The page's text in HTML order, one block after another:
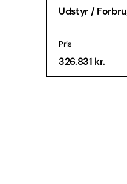
Udstyr /
Pris
326.831 kr.